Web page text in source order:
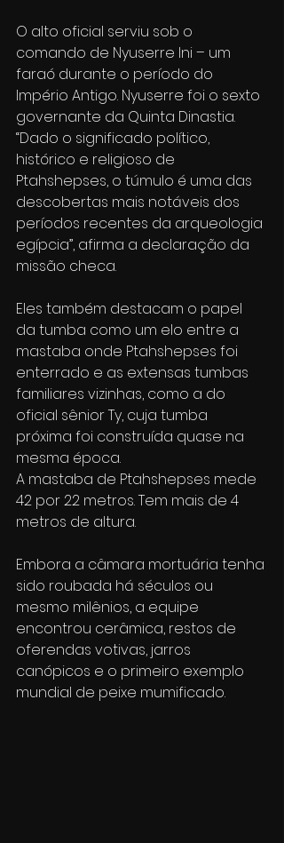
O alto oficial serviu sob o
comando de Nyuserre Ini – um
faraó durante o período do
Império Antigo. Nyuserre foi o sexto
governante da Quinta Dinastia.
“Dado o significado político,
histórico e religioso de
Ptahshepses, o túmulo é uma das
descobertas mais notáveis dos
períodos recentes da arqueologia
egípcia”, afirma a declaração da
missão checa.
Eles também destacam o papel
da tumba como um elo entre a
mastaba onde Ptahshepses foi
enterrado e as extensas tumbas
familiares vizinhas, como a do
oficial sênior Ty, cuja tumba
próxima foi construída quase na
mesma época.
A mastaba de Ptahshepses mede
42 por 22 metros. Tem mais de 4
metros de altura.
Embora a câmara mortuária tenha
sido roubada há séculos ou
mesmo milênios, a equipe
encontrou cerâmica, restos de
oferendas votivas, jarros
canópicos e o primeiro exemplo
mundial de peixe mumificado.